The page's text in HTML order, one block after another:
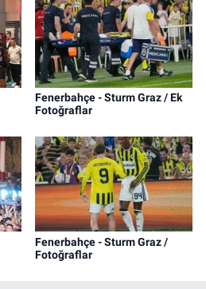
Fenerbahçe - Sturm Graz / Ek
Fotoğraflar
Fenerbahçe - Sturm Graz /
Fotoğraflar